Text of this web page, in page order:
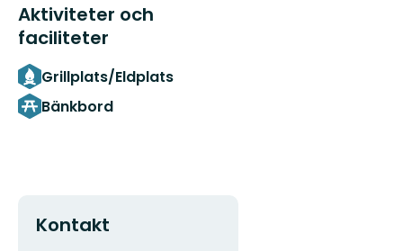
Aktiviteter och
faciliteter
Grillplats/Eldplats
Bänkbord
Kontakt